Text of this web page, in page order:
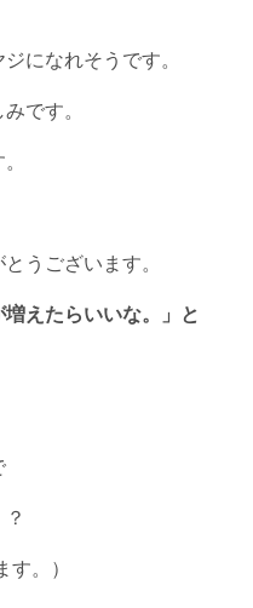
になれそうです。
です。
うございます。
増えたらいいな。」と
。）